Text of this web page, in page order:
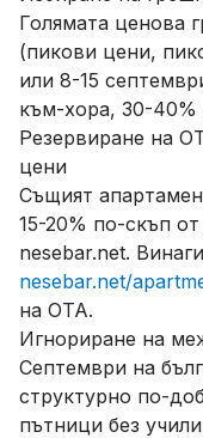
Голямата ценова
(пикови цени,
или 8-15
към-хора, 30-40%
Резервиране на
цени
Същият
15-20% по-скъп
nesebar.net.
nesebar.net/
на OTA.
Игнориране на
Септември на
структурно по-
пътници без